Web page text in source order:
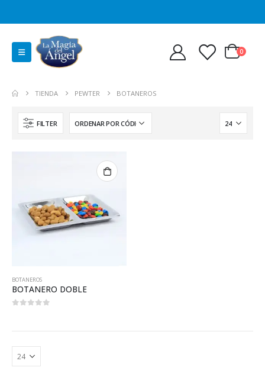
0
TIENDA PEWTER BOTANEROS
FILTER
BOTANEROS
BOTANERO DOBLE